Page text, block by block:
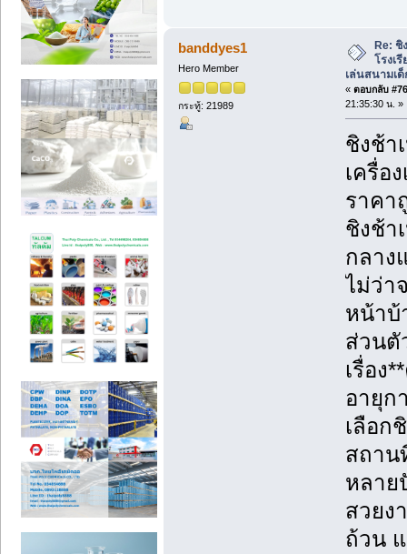
banddyes1
Hero Member
กระทู้: 21989
Re: ชิ
โรงเ
เล่นสนามเ
« ตอบกลับ
21:35:30 น. »
ชิงช้า
เครื่อ
ราคา
ชิงช้า
กลาง
ไม่ว่า
หน้าบ้
ส่วนตั
เรื่อง
อายุก
เลือก
สถาน
หลาย
สวยง
ถ้วน